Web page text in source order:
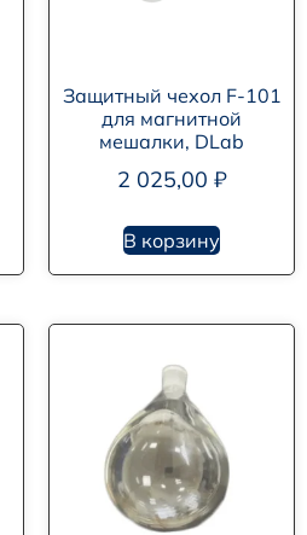
Защитный чехол F-101
для магнитной
мешалки, DLab
2 025,00 ₽
В корзину